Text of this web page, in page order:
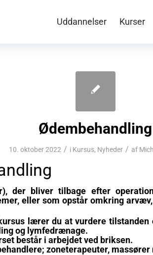
Uddannelser Kurser
Ødembehandling
10. oktober 2022 / i Kursus, Nyheder / af
der bliver tilbage efter
eller som opstår omkring
lærer du at vurdere
og lymfedrænage.
består i arbejdet ved briksen.
zoneterapeuter, massører